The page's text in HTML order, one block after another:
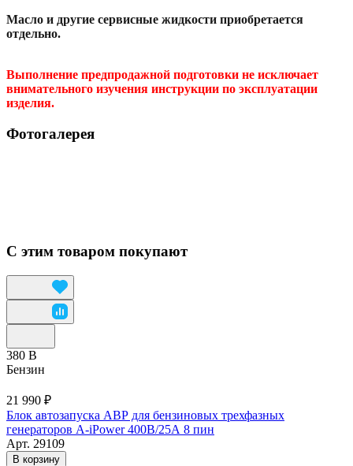
Масло и другие сервисные жидкости приобретается
отдельно.
Выполнение предпродажной подготовки не исключает
внимательного изучения инструкции по эксплуатации
изделия.
Фотогалерея
С этим товаром покупают
380 В
Бензин
21 990 ₽
Блок автозапуска АВР для бензиновых трехфазных
генераторов A-iPower 400В/25А 8 пин
Арт. 29109
В корзину